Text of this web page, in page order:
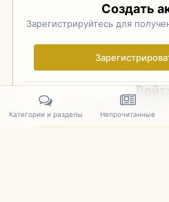
Создать
Зарегистрируйтесь для
Войти
Уже
Категории и разделы Непрочитанные